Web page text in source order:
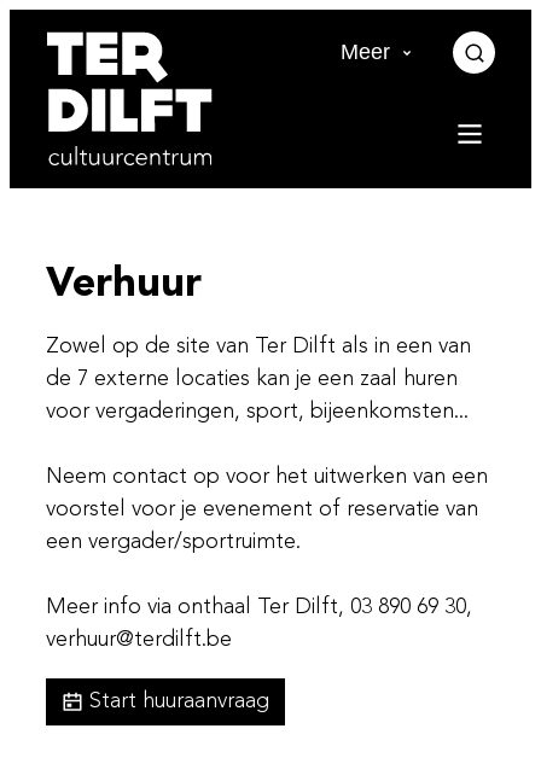
Naar inhoud
Ter Dilft Meer Zoek
Menu
Verhuur
Zowel op de site van Ter Dilft als in een van
de 7 externe locaties kan je een zaal huren
voor vergaderingen, sport, bijeenkomsten...
Neem contact op voor het uitwerken van een
voorstel voor je evenement of reservatie van
een vergader/sportruimte.
Meer info via onthaal Ter Dilft, 03 890 69 30,
verhuur@terdilft.be
Start huuraanvraag